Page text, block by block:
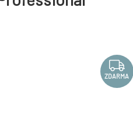
ZDARMA